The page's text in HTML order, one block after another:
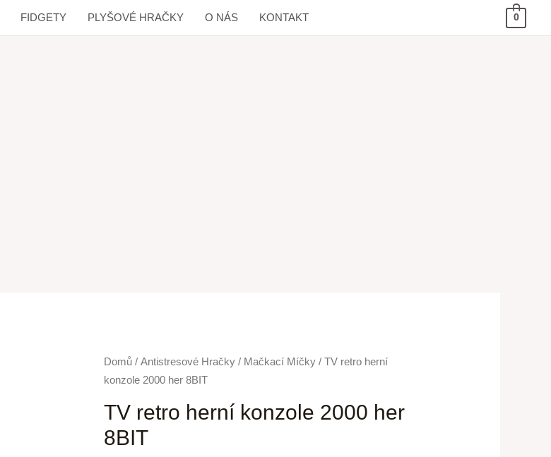
FIDGETY PLYŠOVÉ HRAČKY O NÁS KONTAKT 0
Domů /Antistresové Hračky / Mačkací Míčky / TV retro herní
konzole 2000 her 8BIT
TV retro herní konzole 2000 her
8BIT